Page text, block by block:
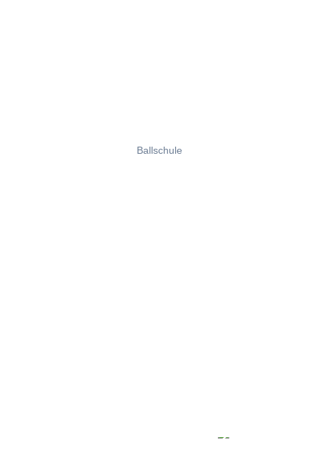
Ballschule